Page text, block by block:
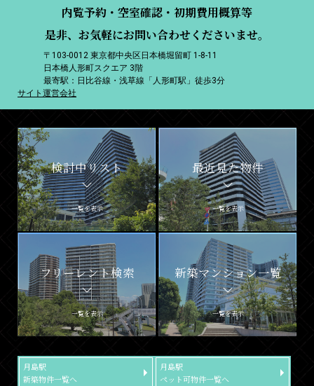
内覧予約・空室確認・初期費用概算等
是非、お気軽にお問い合わせくださいませ。
〒103-0012 東京都中央区日本橋堀留町 1-8-11
日本橋人形町スクエア 3階
最寄駅：日比谷線・浅草線「人形町駅」徒歩3分
サイト運営会社
検討中リスト
一覧を表示
最近見た物件
一覧を表示
フリーレント検索
一覧を表示
新築マンション一覧
一覧を表示
月島駅
新築物件一覧へ
月島駅
ペット可物件一覧へ